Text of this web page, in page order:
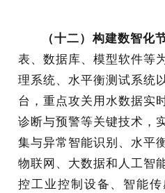
（十二）构建数智化
表、数据库、模型软件等
理系统、水平衡测试系统
台，重点攻关用水数据实
诊断与预警等关键技术，
集与异常智能识别、水平
物联网、大数据和人工智
控工业控制设备、智能